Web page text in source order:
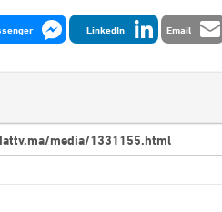
Email
LinkedIn